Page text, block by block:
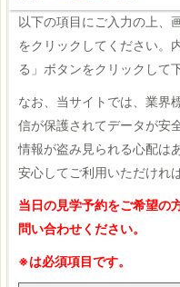
以下の項目にご入力の上、
をクリックしてください。
る」ボタンをクリックして
なお、当サイトでは、業界
信が保護されてデータが安
情報が盗み見られる心配は
安心してご利用いただけれ
当日の見学予約をご希望の
問い合わせください。
※は必須項目です。